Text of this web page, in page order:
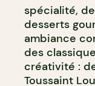
spécialité,
desserts
ambiance
des
créativité :
Toussaint